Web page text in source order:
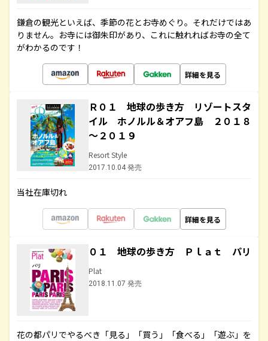
鎌倉の観光といえば、季節の花とお寺めぐり。それだけではあ
りません。お寺には御朱印があり、これに触れればお寺の全て
がわかるのです！
詳細を見る
Ｒ０１ 地球の歩き方 リゾートスタ
イル ホノルル＆オアフ島 ２０１８
～２０１９
Resort Style
2017.10.04 発売
当社在庫切れ
詳細を見る
０１ 地球の歩き方 Ｐｌａｔ パリ
Plat
2018.11.07 発売
花の都パリでやるべき「見る」「買う」「食べる」「遊ぶ」を